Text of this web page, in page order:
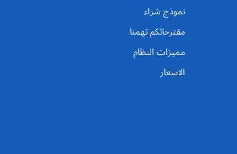
نموذج شراء
مقترحاتكم تهمنا
مميزات النظام
الاسعار